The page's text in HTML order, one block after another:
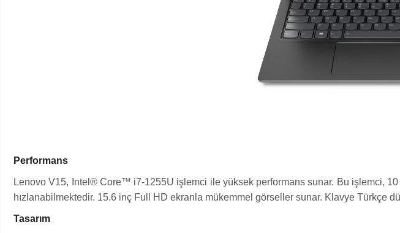
Performans
Lenovo V15, Intel® Core™ i7-1255U işlemci ile yüksek performans sunar. Bu işlemci, 10
hızlanabilmektedir. 15.6 inç Full HD ekranla mükemmel görseller sunar. Klavye Türkçe
Tasarım